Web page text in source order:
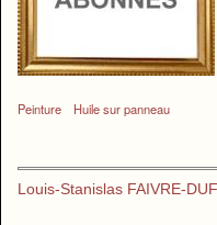
Peinture Huile sur panneau
Louis-Stanislas FAIVRE-